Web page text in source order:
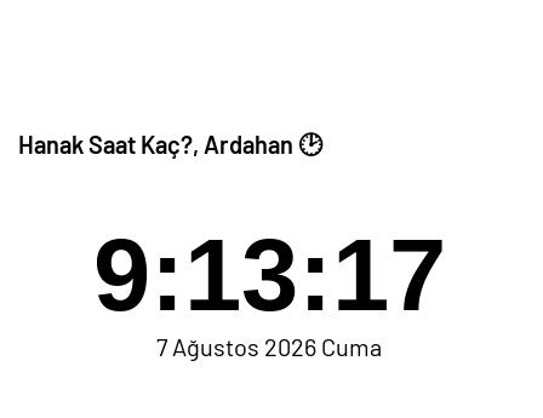
Hanak Saat Kaç?, Ardahan 🕑
9:13:17
7 Ağustos 2026 Cuma